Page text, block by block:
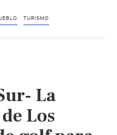
TURISMO
La
Los